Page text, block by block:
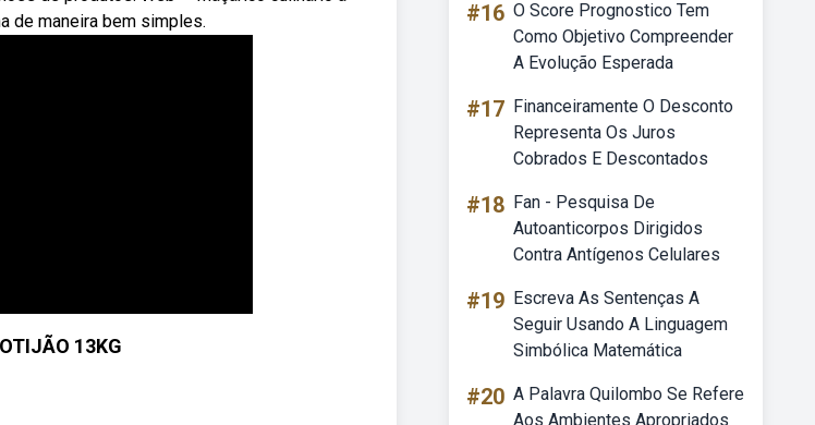
de maneira bem simples.
13KG
#16 O Score Prognostico Tem
Como Objetivo Compreender
A Evolução Esperada
#17 Financeiramente O Desconto
Representa Os Juros
Cobrados E Descontados
#18 Fan - Pesquisa De
Autoanticorpos Dirigidos
Contra Antígenos Celulares
#19 Escreva As Sentenças A
Seguir Usando A Linguagem
Simbólica Matemática
#20 A Palavra Quilombo Se Refere
Aos Ambientes Apropriados